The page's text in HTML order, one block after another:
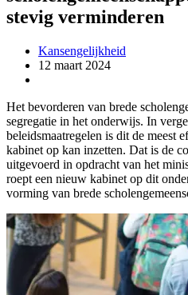
stevig verminderen
Kansengelijkheid
12 maart 2024
Het bevorderen van brede
segregatie in het onderwijs. In
beleidsmaatregelen is dit de meest
kabinet op kan inzetten. Dat is de
uitgevoerd in opdracht van het
roept een nieuw kabinet op dit
vorming van brede